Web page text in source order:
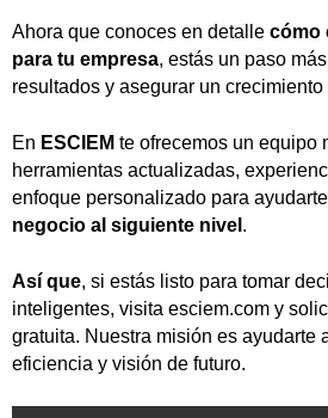
Ahora que conoces en detalle cómo
para tu empresa, estás un paso
resultados y asegurar un crecimiento
En ESCIEM te ofrecemos un equipo
herramientas actualizadas,
enfoque personalizado para
negocio al siguiente nivel .
Así que, si estás listo para tomar
inteligentes, visita esciem.com y
gratuita. Nuestra misión es ayudarte
eficiencia y visión de futuro.